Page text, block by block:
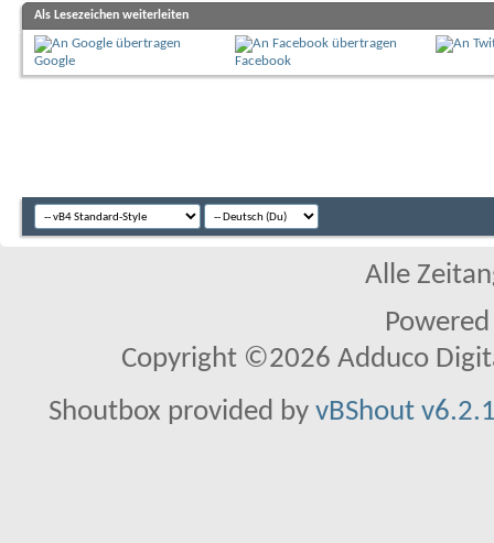
Als Lesezeichen weiterleiten
Google Facebook
Alle
Copyright ©2026 Adduco
Shoutbox provided by vBShout